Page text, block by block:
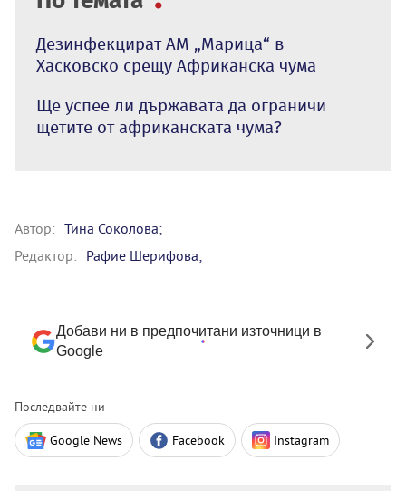
Дезинфекцират АМ „Марица“ в
Хасковско срещу Африканска чума
Ще успее ли държавата да ограничи
щетите от африканската чума?
Автор: Тина Соколова;
Редактор: Рафие Шерифова;
Добави ни в предпочитани източници в
Google
Последвайте ни
Google News Facebook Instagram